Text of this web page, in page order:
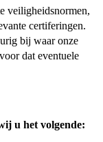
veiligheidsnormen,
certiferingen.
bij waar onze
dat eventuele
u het volgende: